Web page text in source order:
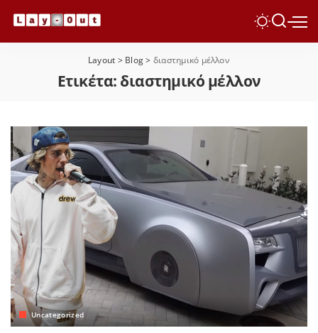
Layout > Blog> διαστημικό μέλλον
Ετικέτα: διαστημικό μέλλον
Uncategorized